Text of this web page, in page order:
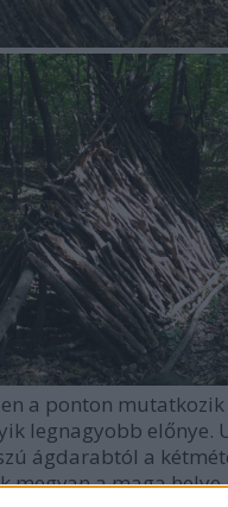
a ponton
legnagyobb előnye.
ágdarabtól a
megvan a maga helye